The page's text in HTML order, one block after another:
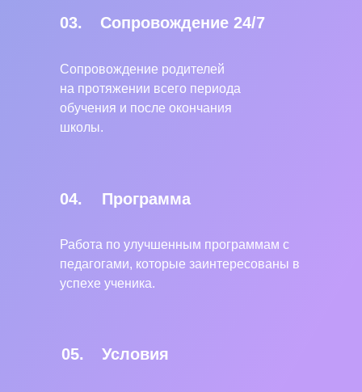
Сопровождение 24/7
03.
Условия
Работа по улучшенным программам с
педагогами, которые заинтересованы в
успехе ученика.
Программа
04.
05.
Сопровождение родителей
на протяжении всего периода
обучения и после окончания
школы.